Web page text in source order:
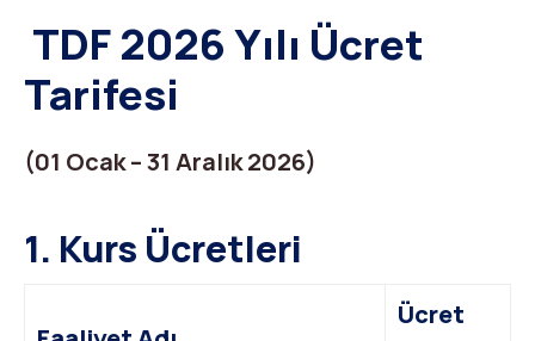
TDF 2026 Yılı Ücret
Tarifesi
(01 Ocak – 31 Aralık 2026)
1. Kurs Ücretleri
Ücret